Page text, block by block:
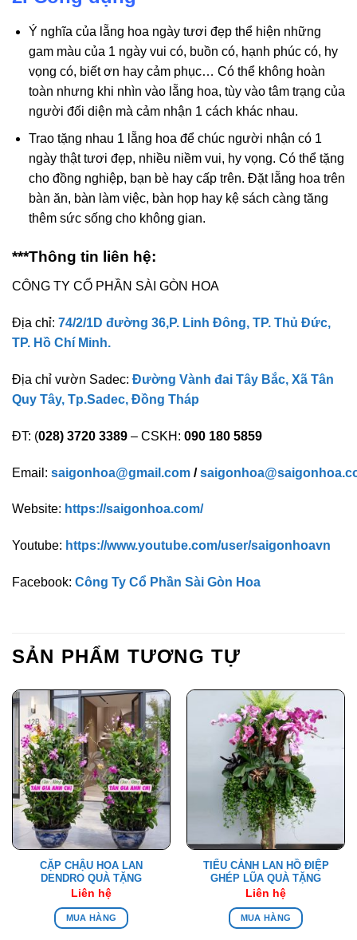
Ý nghĩa của lẵng hoa ngày tươi đẹp thể hiện những
gam màu của 1 ngày vui có, buồn có, hạnh phúc có, hy
vọng có, biết ơn hay cảm phục… Có thể không hoàn
toàn nhưng khi nhìn vào lẵng hoa, tùy vào tâm trạng của
người đối diện mà cảm nhận 1 cách khác nhau.
Trao tặng nhau 1 lẵng hoa để chúc người nhận có 1
ngày thật tươi đẹp, nhiều niềm vui, hy vọng. Có thể tặng
cho đồng nghiệp, bạn bè hay cấp trên. Đặt lẵng hoa trên
bàn ăn, bàn làm việc, bàn họp hay kệ sách càng tăng
thêm sức sống cho không gian.
***Thông tin liên hệ:
CÔNG TY CỔ PHẦN SÀI GÒN HOA
Địa chỉ: 74/2/1D đường 36,P. Linh Đông, TP. Thủ Đức,
TP. Hồ Chí Minh.
Địa chỉ vườn Sadec: Đường Vành đai Tây Bắc, Xã Tân
Quy Tây, Tp.Sadec, Đồng Tháp
ĐT: (028) 3720 3389 – CSKH: 090 180 5859
Email: saigonhoa@gmail.com /
Website: https://saigonhoa.com/
Youtube: https://www.youtube.com/user/saigonhoavn
Facebook: Công Ty Cổ Phần Sài Gòn Hoa
SẢN PHẨM TƯƠNG TỰ
CẶP CHẬU HOA LAN
DENDRO QUÀ TẶNG
Liên hệ
MUA HÀNG
TIỂU CẢNH LAN HỒ ĐIỆP
GHÉP LŨA QUÀ TẶNG
Liên hệ
MUA HÀNG